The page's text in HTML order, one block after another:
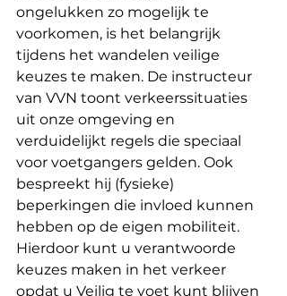
ongelukken zo mogelijk te
voorkomen, is het belangrijk
tijdens het wandelen veilige
keuzes te maken. De instructeur
van VVN toont verkeerssituaties
uit onze omgeving en
verduidelijkt regels die speciaal
voor voetgangers gelden. Ook
bespreekt hij (fysieke)
beperkingen die invloed kunnen
hebben op de eigen mobiliteit.
Hierdoor kunt u verantwoorde
keuzes maken in het verkeer
opdat u Veilig te voet kunt blijven